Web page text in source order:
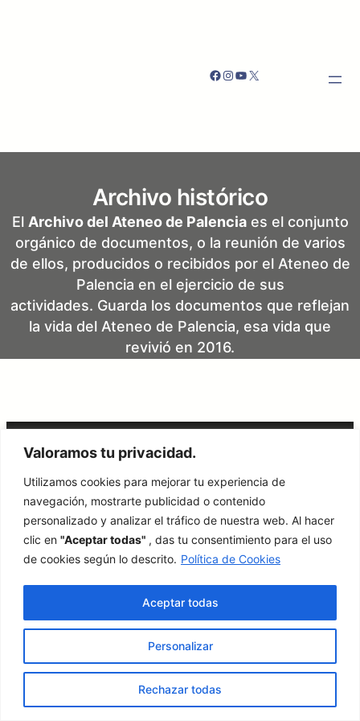
Valoramos tu privacidad.
Utilizamos cookies para mejorar tu experiencia de
navegación, mostrarte publicidad o contenido
personalizado y analizar el tráfico de nuestra web. Al hacer
clic en "Aceptar todas" , das tu consentimiento para el uso
de cookies según lo descrito. Política de Cookies
Personalizar
Rechazar todas
Aceptar todas
Facebook
Instagram
YouTube
X
Archivo histórico
El Archivo del Ateneo de Palenciaes el conjunto
orgánico de documentos, o la reunión de varios
de ellos, producidos o recibidos por el Ateneo de
Palencia en el ejercicio de sus
actividades. Guarda los documentos que reflejan
la vida del Ateneo de Palencia, esa vida que
revivió en 2016.
Instagram
Facebook
X YouTube
Aviso Legal·Condiciones Generales·Política de Privacidad
Copyright ©
Ateneo de
Palencia
· Todos los derechos
Diseñado por Álvaro Gutiérrez Rebollo (Ateneísta Nº 783)